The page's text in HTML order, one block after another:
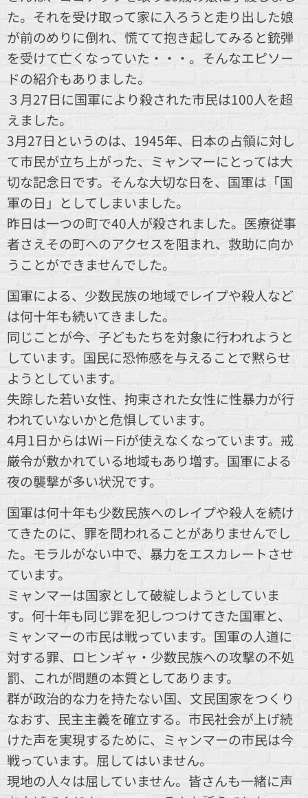
た。それを受け取って家に入ろうと走り出した娘
が前のめりに倒れ、慌てて抱き起してみると銃弾
を受けて亡くなっていた・・・。そんなエピソー
ドの紹介もありました。
３月27日に国軍により殺された市民は100人を超
えました。
3月27日というのは、1945年、日本の占領に対し
て市民が立ち上がった、ミャンマーにとっては大
切な記念日です。そんな大切な日を、国軍は「国
軍の日」としてしまいました。
昨日は一つの町で40人が殺されました。医療従事
者さえその町へのアクセスを阻まれ、救助に向か
うことができませんでした。
国軍による、少数民族の地域でレイプや殺人など
は何十年も続いてきました。
同じことが今、子どもたちを対象に行われようと
しています。国民に恐怖感を与えることで黙らせ
ようとしています。
失踪した若い女性、拘束された女性に性暴力が行
われていないかと危惧しています。
4月1日からはWi－Fiが使えなくなっています。戒
厳令が敷かれている地域もあり増す。国軍による
夜の襲撃が多い状況です。
国軍は何十年も少数民族へのレイプや殺人を続け
てきたのに、罪を問われることがありませんでし
た。モラルがない中で、暴力をエスカレートさせ
ています。
ミャンマーは国家として破綻しようとしていま
す。何十年も同じ罪を犯しつつけてきた国軍と、
ミャンマーの市民は戦っています。国軍の人道に
対する罪、ロヒンギャ・少数民族への攻撃の不処
罰、これが問題の本質としてあります。
群が政治的な力を持たない国、文民国家をつくり
なおす、民主主義を確立する。市民社会が上げ続
けた声を実現するために、ミャンマーの市民は今
戦っています。屈してはいません。
現地の人々は屈していません。皆さんも一緒に声